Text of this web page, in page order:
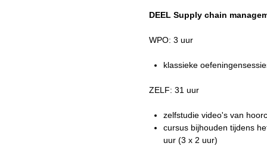
DEEL Supply chain
WPO: 3 uur
klassieke
ZELF: 31 uur
zelfstudie video's van
cursus bijhouden tijdens
uur (3 x 2 uur)